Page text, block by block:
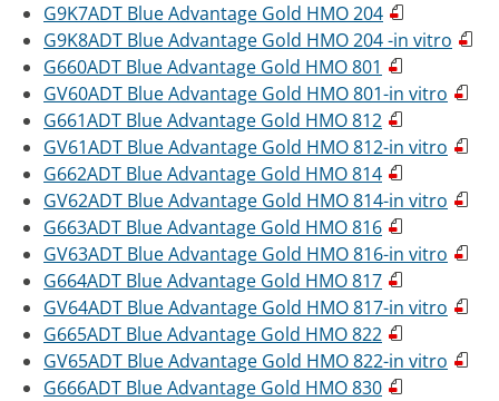
G9K7ADT Blue Advantage Gold HMO 204
G9K8ADT Blue Advantage Gold HMO 204 -in vitro
G660ADT Blue Advantage Gold HMO 801
GV60ADT Blue Advantage Gold HMO 801-in vitro
G661ADT Blue Advantage Gold HMO 812
GV61ADT Blue Advantage Gold HMO 812-in vitro
G662ADT Blue Advantage Gold HMO 814
GV62ADT Blue Advantage Gold HMO 814-in vitro
G663ADT Blue Advantage Gold HMO 816
GV63ADT Blue Advantage Gold HMO 816-in vitro
G664ADT Blue Advantage Gold HMO 817
GV64ADT Blue Advantage Gold HMO 817-in vitro
G665ADT Blue Advantage Gold HMO 822
GV65ADT Blue Advantage Gold HMO 822-in vitro
G666ADT Blue Advantage Gold HMO 830